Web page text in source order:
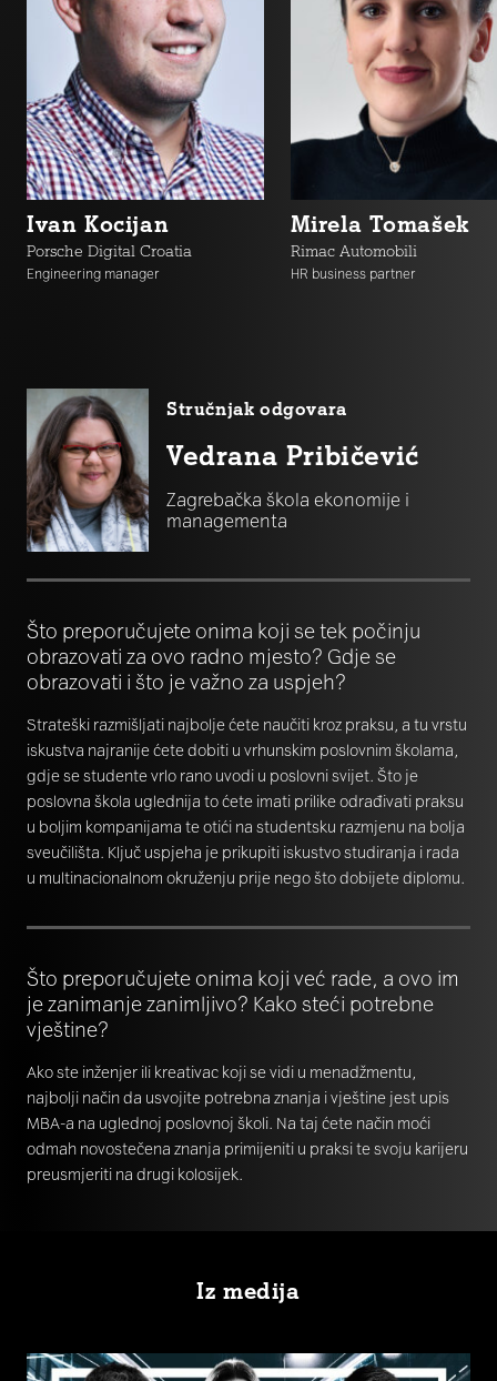
Ivan Kocijan
Porsche Digital Croatia
Engineering manager
Mirela Tomašek
Rimac Automobili
HR business partner
Stručnjak odgovara
Vedrana Pribičević
Zagrebačka škola ekonomije i
managementa
Što preporučujete onima koji se tek počinju
obrazovati za ovo radno mjesto? Gdje se
obrazovati i što je važno za uspjeh?
Strateški razmišljati najbolje ćete naučiti kroz praksu, a tu vrstu
iskustva najranije ćete dobiti u vrhunskim poslovnim školama,
gdje se studente vrlo rano uvodi u poslovni svijet. Što je
poslovna škola uglednija to ćete imati prilike odrađivati praksu
u boljim kompanijama te otići na studentsku razmjenu na bolja
sveučilišta. Ključ uspjeha je prikupiti iskustvo studiranja i rada
u multinacionalnom okruženju prije nego što dobijete diplomu.
Što preporučujete onima koji već rade, a ovo im
je zanimanje zanimljivo? Kako steći potrebne
vještine?
Ako ste inženjer ili kreativac koji se vidi u menadžmentu,
najbolji način da usvojite potrebna znanja i vještine jest upis
MBA-a na uglednoj poslovnoj školi. Na taj ćete način moći
odmah novostečena znanja primijeniti u praksi te svoju karijeru
preusmjeriti na drugi kolosijek.
Iz medija